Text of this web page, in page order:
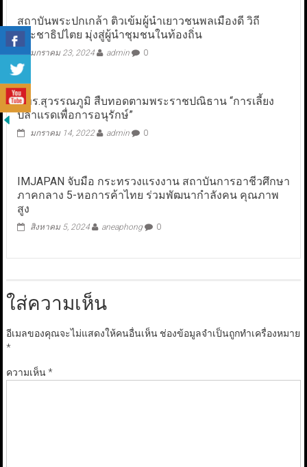
สถาบันพระปกเกล้า ติวเข้มผู้นำเยาวชนพลเมืองดี วิถี
ประชาธิปไตย มุ่งสู่ผู้นำชุมชนในท้องถิ่น
มกราคม 23, 2024 admin 0
มทร.สุวรรณภูมิ สืบทอดตามพระราชปณิธาน “การเลี้ยง
ปลาแรดเพื่อการอนุรักษ์”
มกราคม 14, 2022 admin 0
IMJAPAN จับมือ กระทรวงแรงงาน สถาบันการอาชีวศึกษา
ภาคกลาง 5-หอการค้าไทย ร่วมพัฒนากำลังคน คุณภาพ
สูง
สิงหาคม 5, 2024 aneaphong 0
ใส่ความเห็น
อีเมลของคุณจะไม่แสดงให้คนอื่นเห็น ช่องข้อมูลจำเป็นถูกทำเครื่องหมาย
*
ความเห็น*